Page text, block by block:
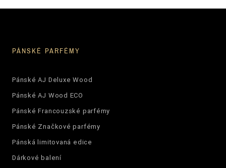
PÁNSKÉ PARFÉMY
Pánské AJ Deluxe Wood
Pánské AJ Wood ECO
Pánské Francouzské parfémy
Pánské Značkové parfémy
Pánská limitovaná edice
Dárkové balení